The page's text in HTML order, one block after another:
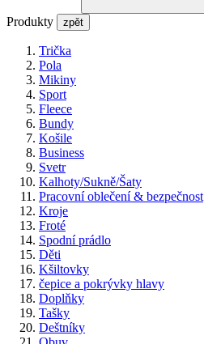
Produkty zpět
Trička
Pola
Mikiny
Sport
Fleece
Bundy
Košile
Business
Svetr
Kalhoty/Sukně/Šaty
Pracovní oblečení & bezpečnost
Kroje
Froté
Spodní prádlo
Děti
Kšiltovky
čepice a pokrývky hlavy
Doplňky
Tašky
Deštníky